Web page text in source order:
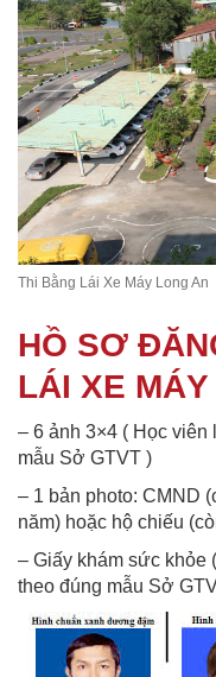
Thi Bằng Lái Xe Máy Long An
HỒ SƠ
LÁI XE
– 6 ảnh 3×4 ( Học viên
mẫu Sở GTVT )
– 1 bản photo: CMND
năm) hoặc hộ chiếu
– Giấy khám sức khỏe
theo đúng mẫu Sở